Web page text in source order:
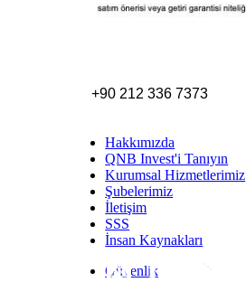
+90 212 336 7373
Hakkımızda
QNB Invest'i Tanıyın
Kurumsal Hizmetlerimiz
Şubelerimiz
İletişim
SSS
İnsan Kaynakları
Güvenlik
TwittLink